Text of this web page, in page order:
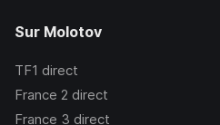
Sur Molotov
TF1 direct
France 2 direct
France 3 direct